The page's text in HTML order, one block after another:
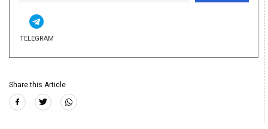
TELEGRAM
Share this Article